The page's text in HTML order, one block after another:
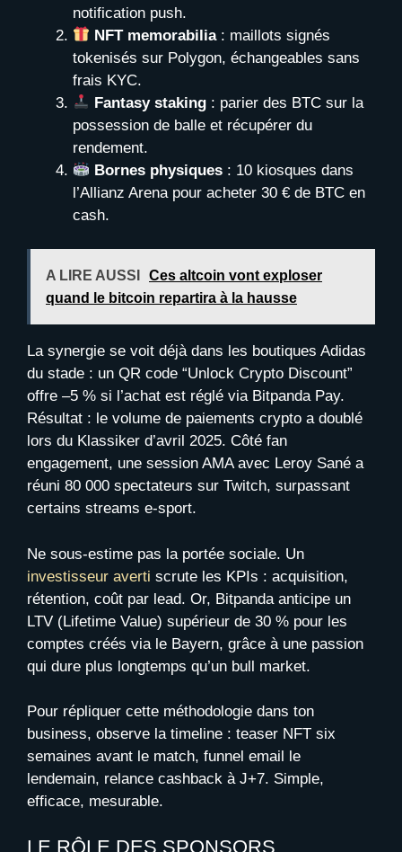
notification push.
NFT memorabilia: maillots signés
tokenisés sur Polygon, échangeables sans
frais KYC.
Fantasy staking : parier des BTC sur la
possession de balle et récupérer du
rendement.
Bornes physiques : 10 kiosques dans
l’Allianz Arena pour acheter 30 € de BTC en
cash.
A LIRE AUSSI
Ces altcoin vont exploser
quand le bitcoin repartira à la hausse
La synergie se voit déjà dans les boutiques Adidas
du stade : un QR code “Unlock Crypto Discount”
offre –5 % si l’achat est réglé via Bitpanda Pay.
Résultat : le volume de paiements crypto a doublé
lors du Klassiker d’avril 2025. Côté fan
engagement, une session AMA avec Leroy Sané a
réuni 80 000 spectateurs sur Twitch, surpassant
certains streams e-sport.
Ne sous-estime pas la portée sociale. Un
investisseur averti scrute les KPIs : acquisition,
rétention, coût par lead. Or, Bitpanda anticipe un
LTV (Lifetime Value) supérieur de 30 % pour les
comptes créés via le Bayern, grâce à une passion
qui dure plus longtemps qu’un bull market.
Pour répliquer cette méthodologie dans ton
business, observe la timeline : teaser NFT six
semaines avant le match, funnel email le
lendemain, relance cashback à J+7. Simple,
efficace, mesurable.
LE RÔLE DES SPONSORS